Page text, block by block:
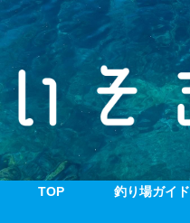
TOP 釣り場ガイド